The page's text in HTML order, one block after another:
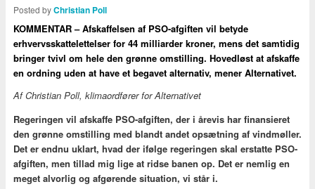
Posted byChristian Poll
KOMMENTAR – Afskaffelsen af PSO-afgiften vil betyde
erhvervsskattelettelser for 44 milliarder kroner, mens det samtidig
bringer tvivl om hele den grønne omstilling. Hovedløst at afskaffe
en ordning uden at have et begavet alternativ, mener Alternativet.
Af Christian Poll, klimaordfører for Alternativet
Regeringen vil afskaffe PSO-afgiften, der i årevis har finansieret
den grønne omstilling med blandt andet opsætning af vindmøller.
Det er endnu uklart, hvad der ifølge regeringen skal erstatte PSO-
afgiften, men tillad mig lige at ridse banen op. Det er nemlig en
meget alvorlig og afgørende situation, vi står i.